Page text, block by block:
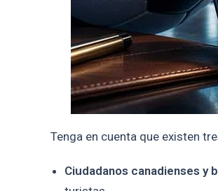
Tenga en cuenta que existen
Ciudadanos canadienses y